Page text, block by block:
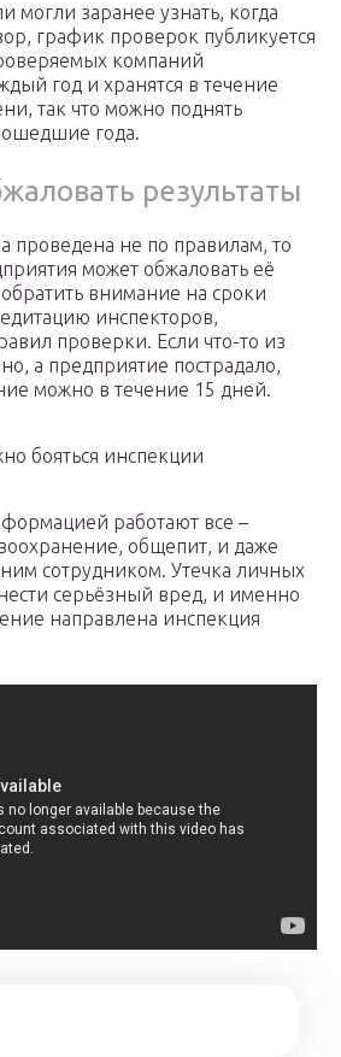
могли заранее узнать, когда
график проверок публикуется
компаний
год и хранятся в течение
так что можно поднять
года.
результаты
проведена не по правилам, то
может обжаловать её
внимание на сроки
инспекторов,
проверки. Если что-то из
а предприятие пострадало,
можно в течение 15 дней.
бояться инспекции
работают все –
общепит, и даже
сотрудником. Утечка личных
серьёзный вред, и именно
направлена инспекция